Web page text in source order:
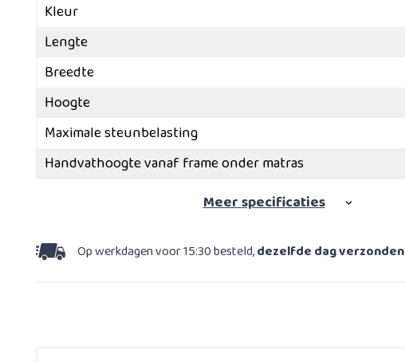
Kleur
Lengte
Breedte
Hoogte
Maximale steunbelasting
Handvathoogte vanaf frame onder matras
Meerspecificaties
Op werkdagen voor 15:30 besteld,dezelfde dag verzonden